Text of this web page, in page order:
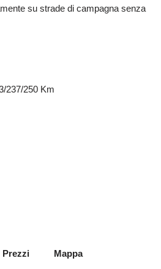
su strade di campagna senza
237/250 Km
Prezzi Mappa